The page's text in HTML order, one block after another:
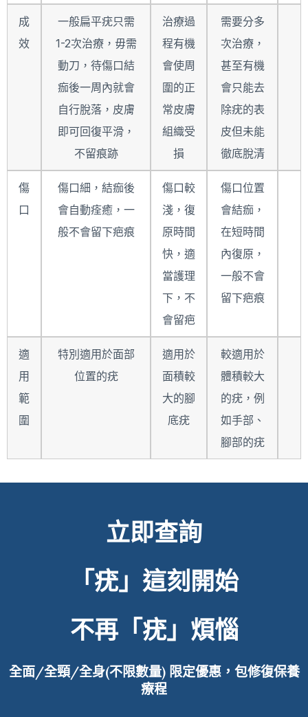
成
效
一般扁平疣只需
1-2次治療，毋需
動刀，待傷口結
痂後一周內就會
自行脫落，皮膚
即可回復平滑，
不留痕跡
治療過
程有機
會使周
圍的正
常皮膚
組織受
損
需要分多
次治療，
甚至有機
會只能去
除疣的表
皮但未能
徹底脫清
傷
口
傷口細，結痂後
會自動痊癒，一
般不會留下疤痕
傷口較
淺，復
原時間
快，適
當護理
下，不
會留疤
傷口位置
會結痂，
在短時間
內復原，
一般不會
留下疤痕
適
用
範
圍
特別適用於面部
位置的疣
適用於
面積較
大的腳
底疣
較適用於
體積較大
的疣，例
如手部、
腳部的疣
立即查詢
「疣」這刻開始
不再「疣」煩惱
全面/全頸/全身(不限數量)限定優惠，包修復保養
療程